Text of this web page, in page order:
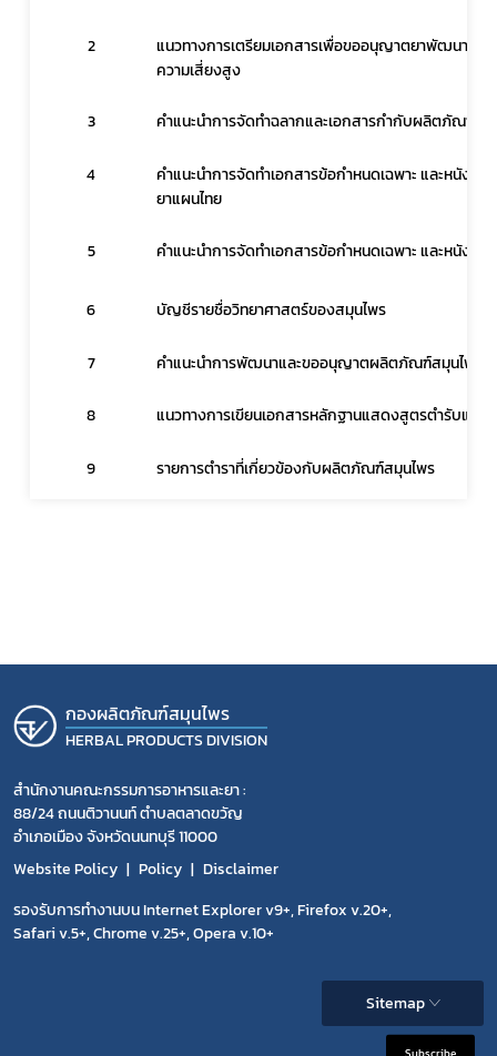
2
แนวทางการเตรียมเอกสารเพื่อขออนุญาตยาพัฒนาจ
ความเสี่ยงสูง
3 คำแนะนำการจัดทำฉลากและเอกสารกำกับผลิตภัณฑ์
4
คำแนะนำการจัดทำเอกสารข้อกำหนดเฉพาะ และหนัง
ยาแผนไทย
5 คำแนะนำการจัดทำเอกสารข้อกำหนดเฉพาะ และหนัง
6 บัญชีรายชื่อวิทยาศาสตร์ของสมุนไพร
7 คำแนะนำการพัฒนาและขออนุญาตผลิตภัณฑ์สมุนไพร
8 แนวทางการเขียนเอกสารหลักฐานแสดงสูตรตำรับและ
9 รายการตำราที่เกี่ยวข้องกับผลิตภัณฑ์สมุนไพร
กองผลิตภัณฑ์สมุนไพร
HERBAL PRODUCTS DIVISION
สำนักงานคณะกรรมการอาหารและยา :
88/24 ถนนติวานนท์ ตำบลตลาดขวัญ
อำเภอเมือง จังหวัดนนทบุรี 11000
Website Policy
Policy
Disclaimer
รองรับการทำงานบน Internet Explorer v9+, Firefox v.20+,
Safari v.5+, Chrome v.25+, Opera v.10+
Sitemap
Subscribe
Subscribe
เลือกหัวข้อที่ท่านต้องการ Subscribe
สมุนไพรใหม่